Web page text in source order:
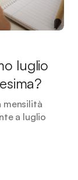
luglio
mensilità
a luglio